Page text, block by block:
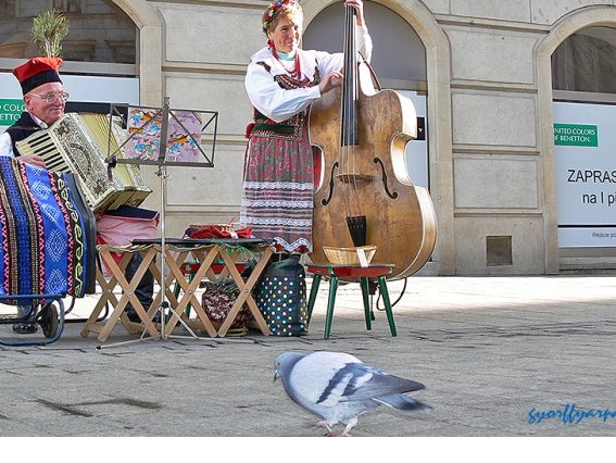
SZOMSZÉDOLÁS – HORVÁTORSZÁG, SZLOVÉNIA, AUSZTRIA – 2021
NAP A VÍZESÉSEK ÉS GLECCSEREK ORSZÁGÁBAN – IZLAND – 2018
VÁROSAI A DIGITÁLIS NOMÁDOK SZÁMÁRA 2026-BAN